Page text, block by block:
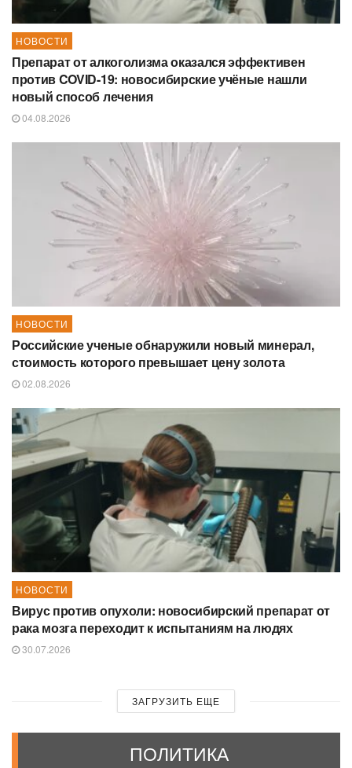
НОВОСТИ
Препарат от алкоголизма оказался эффективен
против COVID-19: новосибирские учёные нашли
новый способ лечения
04.08.2026
НОВОСТИ
Российские ученые обнаружили новый минерал,
стоимость которого превышает цену золота
02.08.2026
НОВОСТИ
Вирус против опухоли: новосибирский препарат от
рака мозга переходит к испытаниям на людях
30.07.2026
ЗАГРУЗИТЬ ЕЩЕ
ПОЛИТИКА